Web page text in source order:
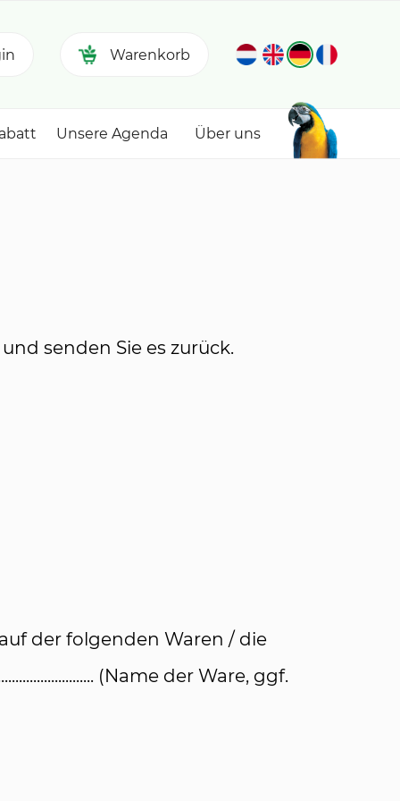
Warenkorb
Unsere Agenda Über uns
senden Sie es zurück.
der folgenden Waren / die
(Name der Ware, ggf.